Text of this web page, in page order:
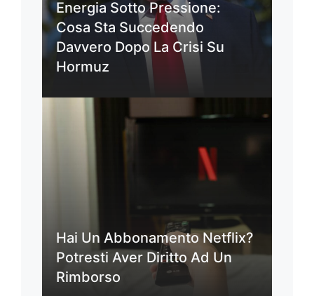
Energia Sotto Pressione:
Cosa Sta Succedendo
Davvero Dopo La Crisi Su
Hormuz
Hai Un Abbonamento Netflix?
Potresti Aver Diritto Ad Un
Rimborso